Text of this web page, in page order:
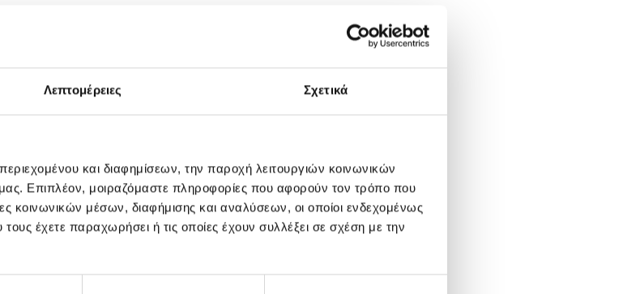
Λεπτομέρειες Σχετικά
και διαφημίσεων, την παροχή λειτουργιών κοινωνικών
Επιπλέον, μοιραζόμαστε πληροφορίες που αφορούν τον τρόπο που
κοινωνικών μέσων, διαφήμισης και αναλύσεων, οι οποίοι ενδεχομένως
έχετε παραχωρήσει ή τις οποίες έχουν συλλέξει σε σχέση με την